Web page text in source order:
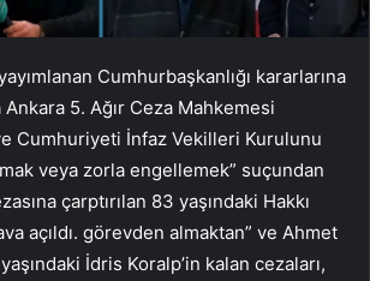
Cumhurbaşkanlığı kararlarına
Ankara 5. Ağır Ceza Mahkemesi
Cumhuriyeti İnfaz Vekilleri Kurulunu
veya zorla engellemek” suçundan
çarptırılan 83 yaşındaki Hakkı
açıldı. görevden almaktan” ve Ahmet
İdris Koralp’in kalan cezaları,